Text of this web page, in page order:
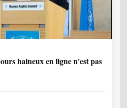
haineux en ligne n'est pas